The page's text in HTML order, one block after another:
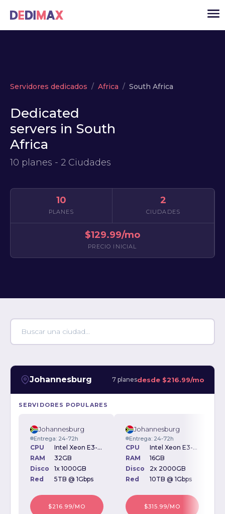
VPS
ACCESO
Servidores dedicados Africa South Africa
Dedicated
servers in South
Africa
10 planes - 2 Ciudades
10
PLANES
2
CIUDADES
$129.99/mo
PRECIO INICIAL
Johannesburg 7 planesdesde $216.99/mo
SERVIDORES POPULARES
Johannesburg
Entrega: 24-72h
CPU
Intel Xeon E3-1270v6
RAM
32GB
Disco
1x 1000GB
Red
5TB @ 1Gbps
$216.99/MO
Johannesburg
Entrega: 24-72h
CPU
Intel Xeon E3-1270v5 3.6GHz
RAM
16GB
Disco
2x 2000GB
Red
10TB @ 1Gbps
$315.99/MO